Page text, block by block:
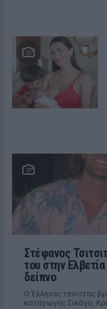
Στέφανος
του στην
δείπνο
Ο Έλληνας τενίστας
καταγωγής Σικάγο,